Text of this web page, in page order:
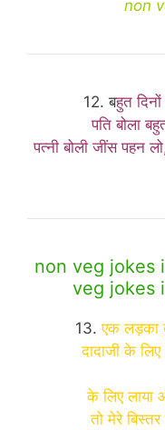
non
12. बहुत
पति बोला
पत्नी बोली जींस पहन
non veg jokes
veg jokes
13.एक लड़का
दादाजी के
के लिए लाया
तो मेरे